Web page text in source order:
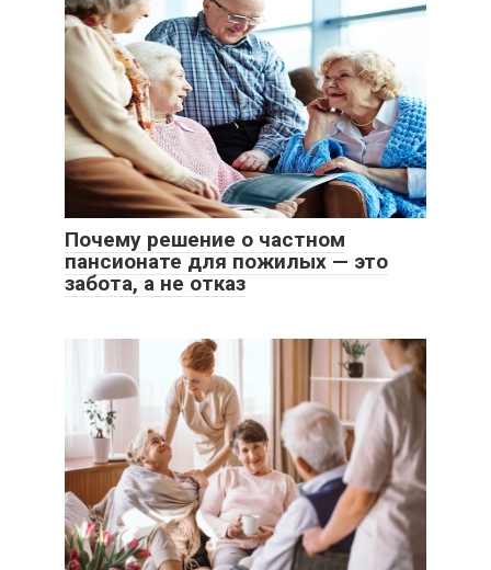
Почему решение о частном
пансионате для пожилых — это
забота, а не отказ